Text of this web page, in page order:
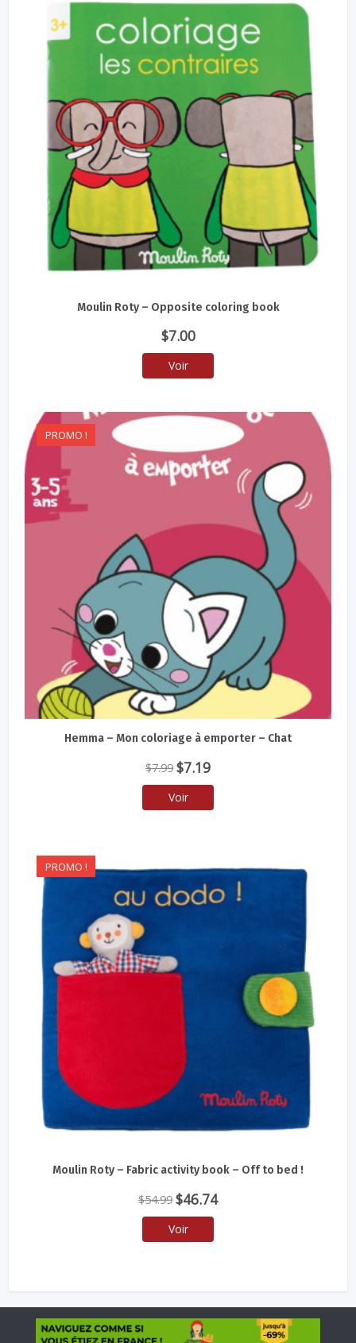
Moulin Roty – Opposite coloring book
$7.00
Voir
PROMO !
Hemma – Mon coloriage à emporter – Chat
$7.99 Le
prix
initial
$7.19Le
prix
Voir
PROMO !
Moulin Roty – Fabric activity book – Off to bed !
$54.99 Le
prix
initial
$46.74Le
Voir